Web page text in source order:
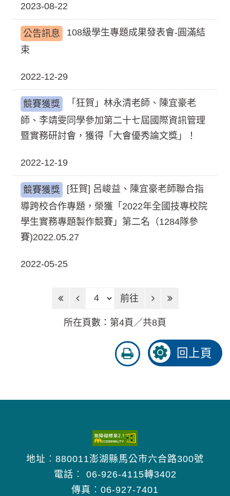
2023-08-22
公告訊息
108級學生專題成果發表會-圓滿結
束
2022-12-29
競賽獲獎
「狂賀」林永清老師、陳宜豪老
師、李靖雯同學參加第二十七屆國際資訊管理
暨實務研討會，獲得「大會優秀論文獎」！
2022-12-19
競賽獲獎
[狂賀] 呂峻益、陳宜豪老師聯合指
導跨校合作專題，榮獲「2022年全國技專校院
學生實務專題製作競賽」第二名（1284隊參
賽)2022.05.27
2022-05-25
前往頁 前往
所在頁數：第4頁／共8頁
友
善
回上頁
地址︰880011澎湖縣馬公市六合路300號
電話︰ 06-926-4115轉3402
傳真︰06-927-7401